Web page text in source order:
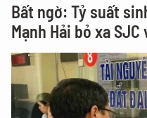
Bất ngờ: Tỷ suất
Mạnh Hải bỏ xa SJC